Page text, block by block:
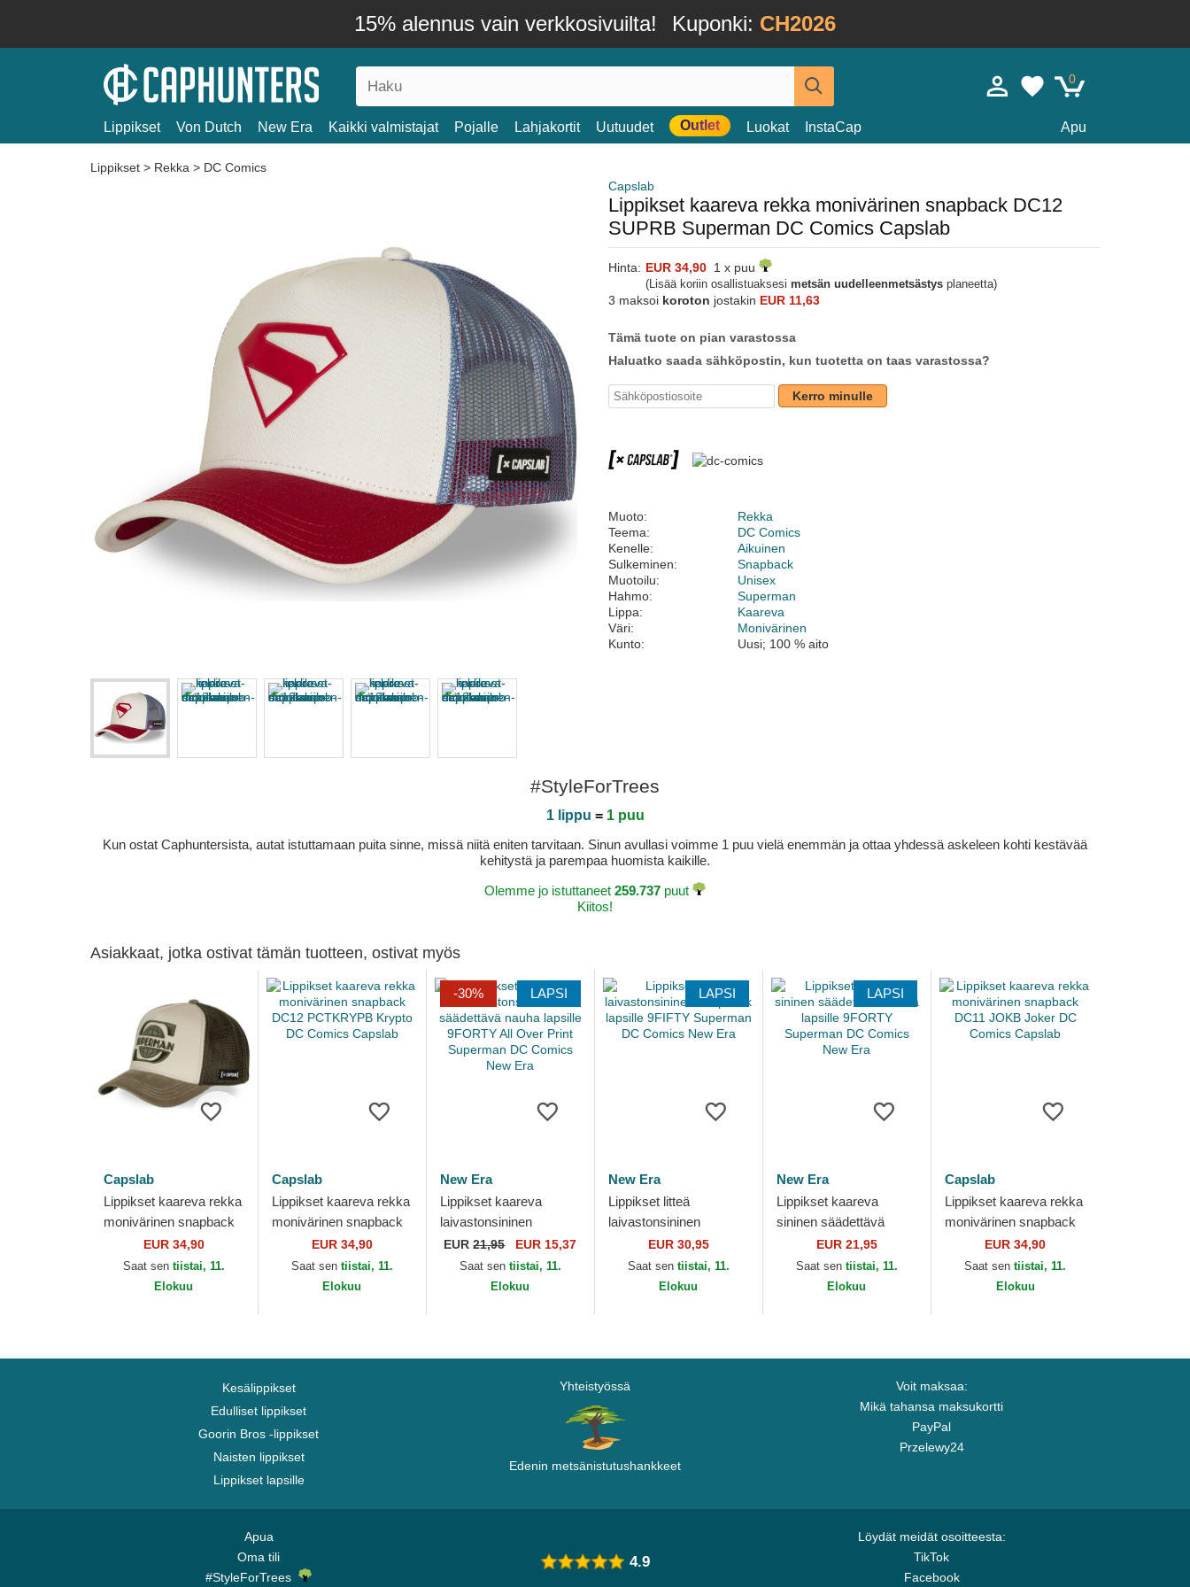
15% alennus vain verkkosivuilta! Kuponki: CH2026
0
Lippikset Von Dutch New Era Kaikki valmistajat Pojalle Lahjakortit Uutuudet Outlet Luokat InstaCap Apu
Lippikset > Rekka > DC Comics
Capslab
Lippikset kaareva rekka monivärinen snapback DC12
SUPRB Superman DC Comics Capslab
Hinta: EUR 34,90 1 x puu
(Lisää koriin osallistuaksesi metsän uudelleenmetsästys planeetta)
3 maksoi koroton jostakin EUR 11,63
Tämä tuote on pian varastossa
Haluatko saada sähköpostin, kun tuotetta on taas varastossa?
Kerro minulle
Muoto:
Rekka
Teema:
DC Comics
Kenelle:
Aikuinen
Sulkeminen:
Snapback
Muotoilu:
Unisex
Hahmo:
Superman
Lippa:
Kaareva
Väri:
Monivärinen
Kunto:
Uusi; 100 % aito
#StyleForTrees
1 lippu = 1 puu
Kun ostat Caphuntersista, autat istuttamaan puita sinne, missä niitä eniten tarvitaan. Sinun avullasi voimme 1 puu vielä enemmän ja ottaa yhdessä askeleen kohti kestävää
kehitystä ja parempaa huomista kaikille.
Olemme jo istuttaneet 259.737 puut
Kiitos!
Asiakkaat, jotka ostivat tämän tuotteen, ostivat myös
Capslab
Lippikset kaareva rekka
monivärinen snapback
DC12 PCTPLANB
Superman DC Comics
EUR 34,90
Saat sen tiistai, 11.
Elokuu
Capslab
Lippikset kaareva rekka
monivärinen snapback
DC12 PCTKRYPB
Krypto DC Comics
EUR 34,90
Saat sen tiistai, 11.
Elokuu
-30% LAPSI
New Era
Lippikset kaareva
laivastonsininen
säädettävä nauha
lapsille 9FORTY All
Over Print Superman
EUR21,95 EUR 15,37
Saat sen tiistai, 11.
Elokuu
LAPSI
New Era
Lippikset litteä
laivastonsininen
snapback lapsille
9FIFTY Superman DC
Comics New Era
EUR 30,95
Saat sen tiistai, 11.
Elokuu
LAPSI
New Era
Lippikset kaareva
sininen säädettävä
nauha lapsille 9FORTY
Superman DC Comics
EUR 21,95
Saat sen tiistai, 11.
Elokuu
Capslab
Lippikset kaareva rekka
monivärinen snapback
DC11 JOKB Joker DC
Comics Capslab
EUR 34,90
Saat sentiistai, 11.
Elokuu
Kesälippikset
Edulliset lippikset
Goorin Bros -lippikset
Naisten lippikset
Lippikset lapsille
Yhteistyössä
Edenin metsänistutushankkeet
Voit maksaa:
Mikä tahansa maksukortti
PayPal
Przelewy24
Apua
Oma tili
#StyleForTrees
Löydät meidät osoitteesta:
TikTok
Facebook
4.9